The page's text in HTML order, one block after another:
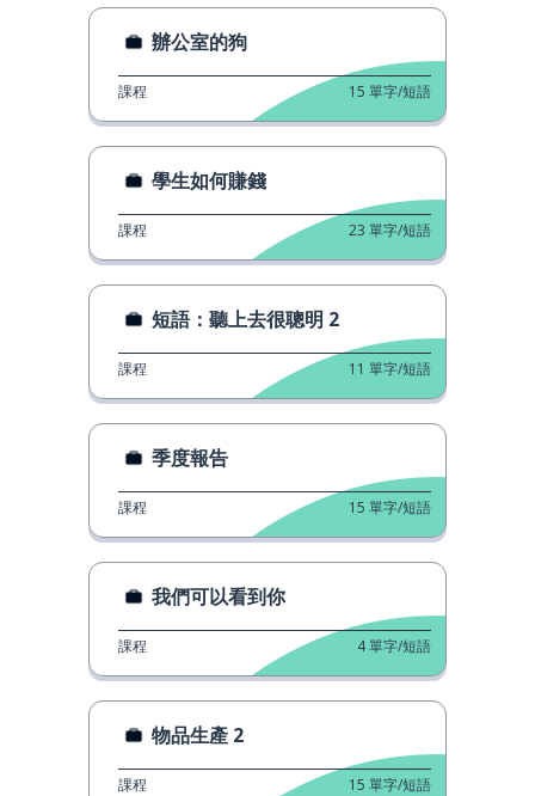
辦公室的狗
課程 15 單字/短語
學生如何賺錢
課程 23 單字/短語
短語：聽上去很聰明 2
課程 11 單字/短語
季度報告
課程 15 單字/短語
我們可以看到你
課程 4單字/短語
物品生產 2
課程 15 單字/短語